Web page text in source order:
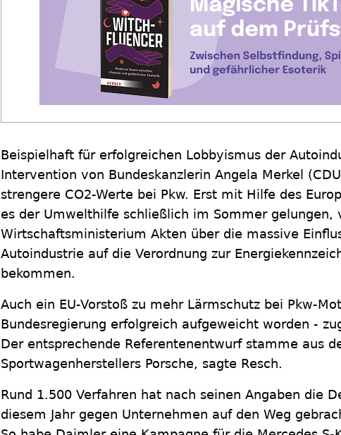
Beispielhaft für erfolgreichen Lobbyismus der
Intervention von Bundeskanzlerin Angela Merkel
strengere CO2-Werte bei Pkw. Erst mit Hilfe des
es der Umwelthilfe schließlich im Sommer gelungen,
Wirtschaftsministerium Akten über die massive
Autoindustrie auf die Verordnung zur
bekommen.
Auch ein EU-Vorstoß zu mehr Lärmschutz bei Pkw-
Bundesregierung erfolgreich aufgeweicht worden -
Der entsprechende Referentenentwurf stamme aus
Sportwagenherstellers Porsche, sagte Resch.
Rund 1.500 Verfahren hat nach seinen Angaben die
diesem Jahr gegen Unternehmen auf den Weg